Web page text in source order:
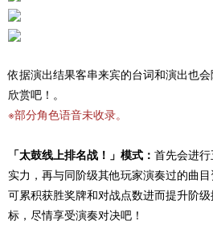
依据演出结果客串来宾的台词和演出也
欣赏吧！。
※部分角色语音未收录。
「太鼓线上排名战！」模式： 首先会进
实力，再与同阶级其他玩家演奏过的曲
可累积获胜奖牌和对战点数进而提升阶
标，尽情享受演奏对决吧！